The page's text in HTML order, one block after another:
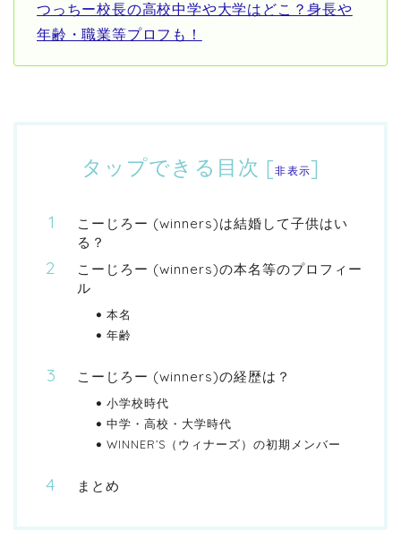
つっちー校長の高校中学や大学はどこ？身長や
年齢・職業等プロフも！
タップできる目次 [非表示]
こーじろー (winners)は結婚して子供はい
る？
こーじろー (winners)の本名等のプロフィー
ル
本名
年齢
こーじろー (winners)の経歴は？
小学校時代
中学・高校・大学時代
WINNER’S（ウィナーズ）の初期メンバー
まとめ